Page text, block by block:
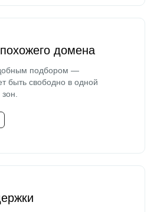
домена
подбором —
быть свободно в одной